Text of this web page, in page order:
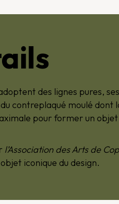
des lignes pures,
du contreplaqué moulé
pour former un objet
l’Association des Arts de
iconique du design.